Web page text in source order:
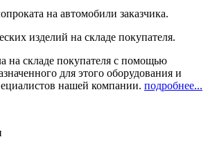
на автомобили заказчика.
изделий на складе покупателя.
на складе покупателя с помощью
для этого оборудования и
нашей компании. подробнее...